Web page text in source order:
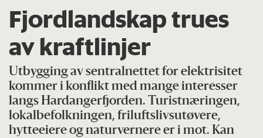
Fjordlandskap trues
av kraftlinjer
Utbygging av sentralnettet for elektrisitet
kommer i konflikt med mange interesser
langs Hardangerfjorden. Turistnæringen,
lokalbefolkningen, friluftslivsutøvere,
hytteeiere og naturvernere er i mot. Kan